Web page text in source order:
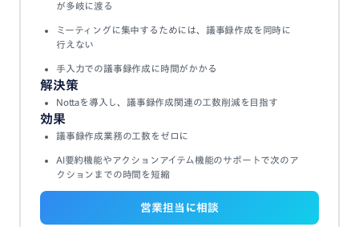
が多岐に渡る
ミーティングに集中するためには、議事録作成を同時に
行えない
手入力での議事録作成に時間がかかる
解決策
Nottaを導入し、議事録作成関連の工数削減を目指す
効果
議事録作成業務の工数をゼロに
AI要約機能やアクションアイテム機能のサポートで次のア
クションまでの時間を短縮
営業担当に相談